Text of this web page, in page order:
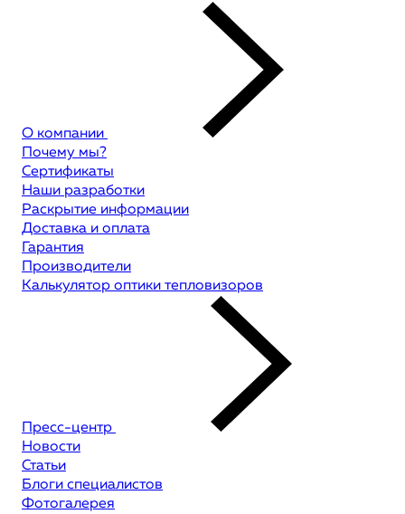
О компании
Почему мы?
Сертификаты
Наши разработки
Раскрытие информации
Доставка и оплата
Гарантия
Производители
Калькулятор оптики тепловизоров
Пресс-центр
Новости
Статьи
Блоги специалистов
Фотогалерея